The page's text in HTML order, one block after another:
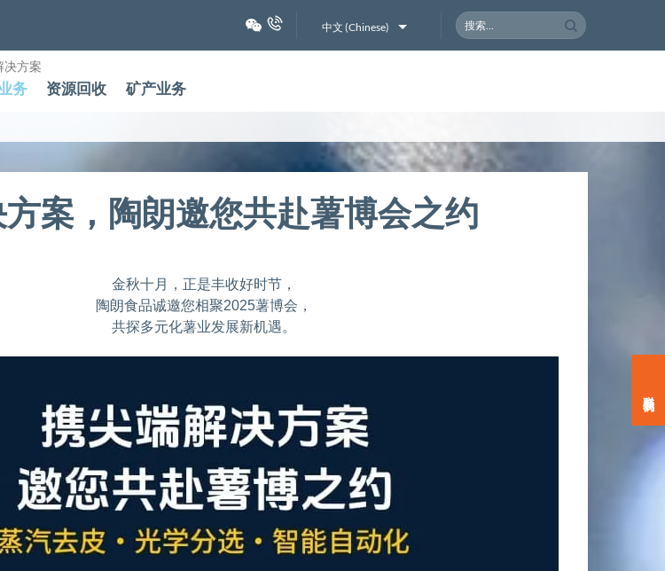
中文 (Chinese)
搜
索：
决方案
务 资源回收 矿产业务
案，陶朗邀您共赴薯博会之约
金秋十月，正是丰收好时节，
陶朗食品诚邀您相聚2025薯博会，
共探多元化薯业发展新机遇。